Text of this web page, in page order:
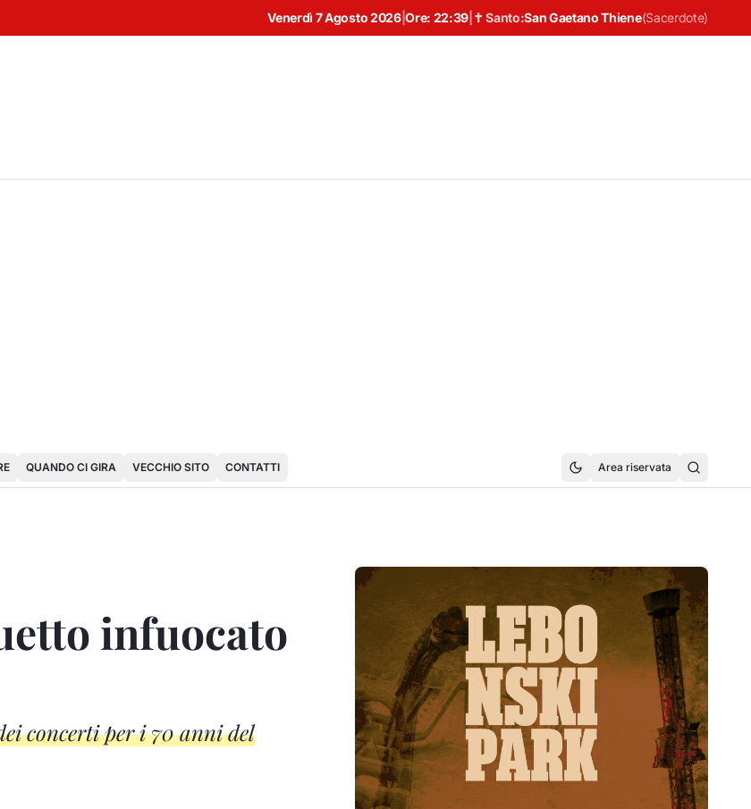
Venerdì 7 Agosto 2026|Ore: 22:39 ✝ Santo:San Gaetano Thiene(Sacerdote)
QUANDO CI GIRA VECCHIO SITO CONTATTI Area riservata
infuocato
concerti per i 70 anni del